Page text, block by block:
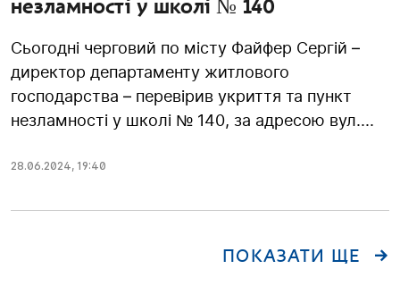
незламності у школі № 140
Сьогодні черговий по місту Файфер Сергій –
директор департаменту житлового
господарства – перевірив укриття та пункт
незламності у школі № 140, за адресою вул....
28.06.2024, 19:40
ПОКАЗАТИ ЩЕ